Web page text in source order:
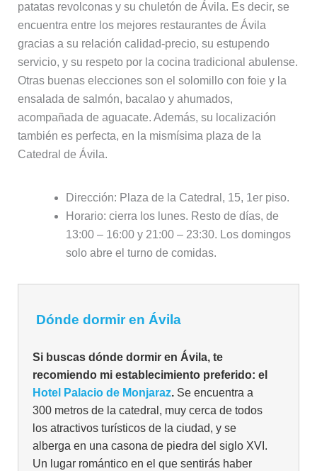
patatas revolconas y su chuletón de Ávila. Es decir, se
encuentra entre los mejores restaurantes de Ávila
gracias a su relación calidad-precio, su estupendo
servicio, y su respeto por la cocina tradicional abulense.
Otras buenas elecciones son el solomillo con foie y la
ensalada de salmón, bacalao y ahumados,
acompañada de aguacate. Además, su localización
también es perfecta, en la mismísima plaza de la
Catedral de Ávila.
Dirección: Plaza de la Catedral, 15, 1er piso.
Horario: cierra los lunes. Resto de días, de
13:00 – 16:00 y 21:00 – 23:30. Los domingos
solo abre el turno de comidas.
Dónde dormir en Ávila
Si buscas dónde dormir en Ávila, te
recomiendo mi establecimiento preferido: el
Hotel Palacio de Monjaraz.Se encuentra a
300 metros de la catedral, muy cerca de todos
los atractivos turísticos de la ciudad, y se
alberga en una casona de piedra del siglo XVI.
Un lugar romántico en el que sentirás haber